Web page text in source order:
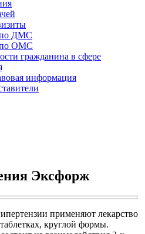
по ДМС
по ОМС
гражданина в сфере
информация
Эксфорж
применяют лекарство
круглой формы.